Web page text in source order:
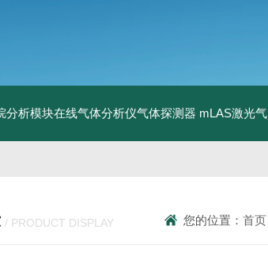
分析模块在线气体分析仪气体探测器 mLAS激光气体分析模块提供OEM服务在线气体分析
/ PRODUCT DISPLAY 您的位置：首页